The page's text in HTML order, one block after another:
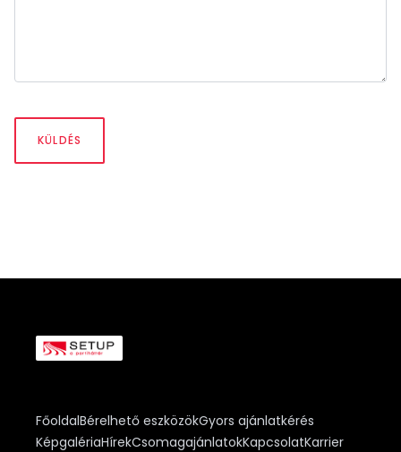
KÜLDÉS
FőoldalBérelhető eszközökGyors ajánlatkérés
KépgalériaHírekCsomagajánlatokKapcsolatKarrier